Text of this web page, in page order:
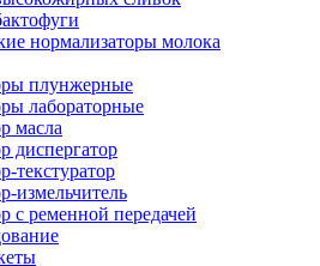
нормализаторы молока
плунжерные
лабораторные
масла
диспергатор
текстуратор
измельчитель
с ременной передачей